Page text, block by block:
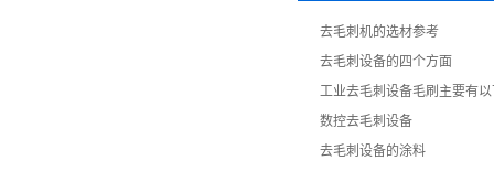
去毛刺机的选材参考
去毛刺设备的四个方面
工业去毛刺设备毛刷主要有
数控去毛刺设备
去毛刺设备的涂料